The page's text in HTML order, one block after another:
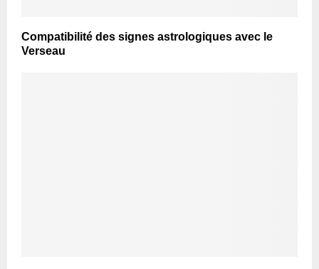
Compatibilité des signes astrologiques avec le
Verseau